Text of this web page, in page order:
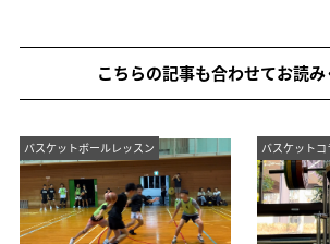
こちらの記事も合わせてお読
バスケットボールレッスン バスケットコ